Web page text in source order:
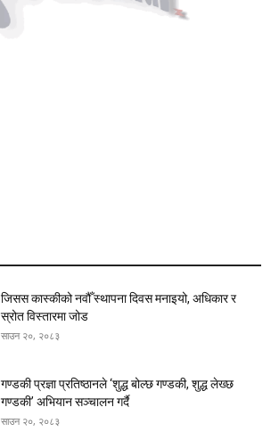
जिसस कास्कीको नवौँ स्थापना दिवस मनाइयो, अधिकार र
स्रोत विस्तारमा जोड
साउन २०, २०८३
गण्डकी प्रज्ञा प्रतिष्ठानले ‘शुद्ध बोल्छ गण्डकी, शुद्ध लेख्छ
गण्डकी’ अभियान सञ्चालन गर्दै
साउन २०, २०८३